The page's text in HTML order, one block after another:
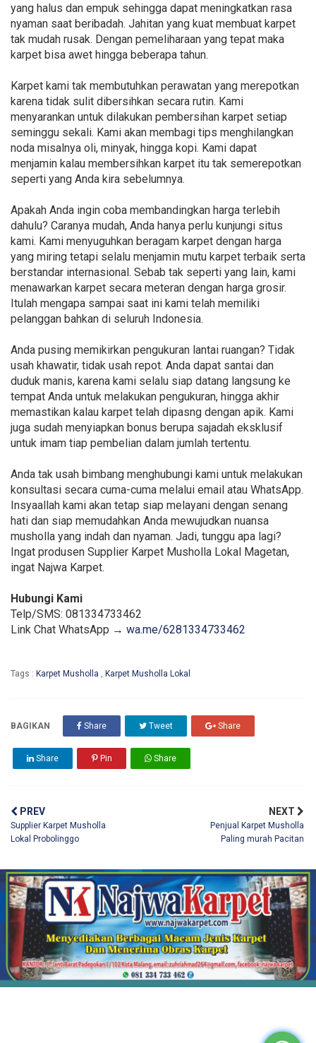
yang halus dan empuk sehingga dapat meningkatkan rasa
nyaman saat beribadah. Jahitan yang kuat membuat karpet
tak mudah rusak. Dengan pemeliharaan yang tepat maka
karpet bisa awet hingga beberapa tahun.
Karpet kami tak membutuhkan perawatan yang merepotkan
karena tidak sulit dibersihkan secara rutin. Kami
menyarankan untuk dilakukan pembersihan karpet setiap
seminggu sekali. Kami akan membagi tips menghilangkan
noda misalnya oli, minyak, hingga kopi. Kami dapat
menjamin kalau membersihkan karpet itu tak semerepotkan
seperti yang Anda kira sebelumnya.
Apakah Anda ingin coba membandingkan harga terlebih
dahulu? Caranya mudah, Anda hanya perlu kunjungi situs
kami. Kami menyuguhkan beragam karpet dengan harga
yang miring tetapi selalu menjamin mutu karpet terbaik serta
berstandar internasional. Sebab tak seperti yang lain, kami
menawarkan karpet secara meteran dengan harga grosir.
Itulah mengapa sampai saat ini kami telah memiliki
pelanggan bahkan di seluruh Indonesia.
Anda pusing memikirkan pengukuran lantai ruangan? Tidak
usah khawatir, tidak usah repot. Anda dapat santai dan
duduk manis, karena kami selalu siap datang langsung ke
tempat Anda untuk melakukan pengukuran, hingga akhir
memastikan kalau karpet telah dipasng dengan apik. Kami
juga sudah menyiapkan bonus berupa sajadah eksklusif
untuk imam tiap pembelian dalam jumlah tertentu.
Anda tak usah bimbang menghubungi kami untuk melakukan
konsultasi secara cuma-cuma melalui email atau WhatsApp.
Insyaallah kami akan tetap siap melayani dengan senang
hati dan siap memudahkan Anda mewujudkan nuansa
musholla yang indah dan nyaman. Jadi, tunggu apa lagi?
Ingat produsen Supplier Karpet Musholla Lokal Magetan,
ingat Najwa Karpet.
Hubungi Kami
Telp/SMS: 081334733462
Link Chat WhatsApp → wa.me/6281334733462
Tags : Karpet Musholla Karpet Musholla Lokal
BAGIKAN Share Tweet Share
Share Pin Share
PREV
Supplier Karpet Musholla
Lokal Probolinggo
NEXT
Penjual Karpet Musholla
Paling murah Pacitan